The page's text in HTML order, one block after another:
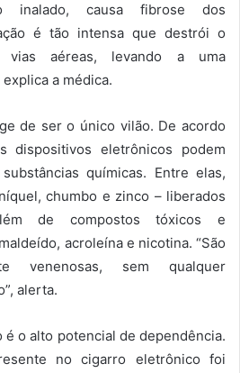
inalado, causa fibrose dos
é tão intensa que destrói o
vias aéreas, levando a uma
a médica.
de ser o único vilão. De acordo
dispositivos eletrônicos podem
químicas. Entre elas,
chumbo e zinco – liberados
de compostos tóxicos e
acroleína e nicotina. “São
venenosas, sem qualquer
alerta.
é o alto potencial de dependência.
no cigarro eletrônico foi